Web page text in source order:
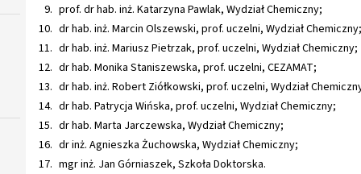
prof. dr hab. inż. Katarzyna Pawlak, Wydział Chemiczny;
dr hab. inż. Marcin Olszewski, prof. uczelni, Wydział Chemiczny;
dr hab. inż. Mariusz Pietrzak, prof. uczelni, Wydział Chemiczny;
dr hab. Monika Staniszewska, prof. uczelni, CEZAMAT;
dr hab. inż. Robert Ziółkowski, prof. uczelni, Wydział
dr hab. Patrycja Wińska, prof. uczelni, Wydział Chemiczny;
dr hab. Marta Jarczewska, Wydział Chemiczny;
dr inż. Agnieszka Żuchowska, Wydział Chemiczny;
mgr inż. Jan Górniaszek, Szkoła Doktorska.